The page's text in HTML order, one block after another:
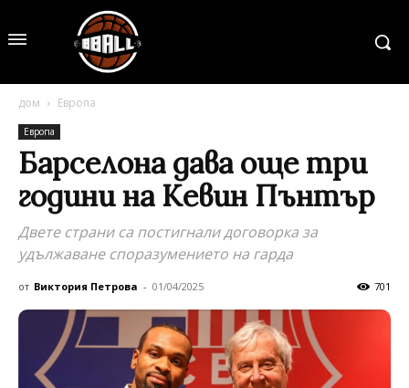
дом Европа
Европа
Барселона дава още три
години на Кевин Пънтър
Двете страни са постигнали договорка за
удължаване споразумението на гарда
от Виктория Петрова - 01/04/2025 701